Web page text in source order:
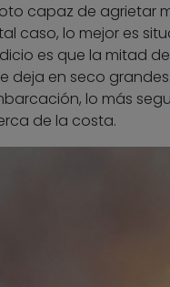
capaz de agrietar
caso, lo mejor es
es que la mitad
deja en seco
lo más
de la costa.